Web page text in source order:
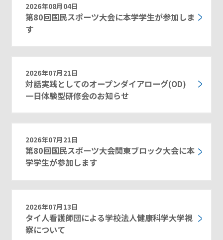
2026年08月04日
第80回国民スポーツ大会に本学学生が参加しま
す
2026年07月21日
対話実践としてのオープンダイアローグ(OD)
一日体験型研修会のお知らせ
2026年07月21日
第80回国民スポーツ大会関東ブロック大会に本
学学生が参加します
2026年07月13日
タイ人看護師団による学校法人健康科学大学視
察について